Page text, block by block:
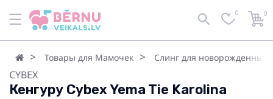
0 0
Товары для Мамочек Слинг для новорожденных
CYBEX
Кенгуру Cybex Yema Tie Karolina